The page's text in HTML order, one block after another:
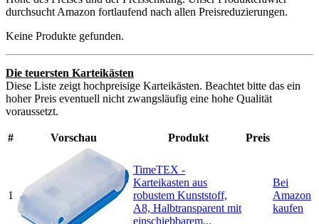
durchsucht Amazon fortlaufend nach allen Preisreduzierungen.
Keine Produkte gefunden.
Die teuersten Karteikästen
Diese Liste zeigt hochpreisige Karteikästen. Beachtet bitte das ein
hoher Preis eventuell nicht zwangsläufig eine hohe Qualität
voraussetzt.
# Vorschau Produkt Preis
1
TimeTEX -
Karteikasten aus
robustem Kunststoff,
A8, Halbtransparent mit
einschiebbarem...
Bei
Amazon
kaufen